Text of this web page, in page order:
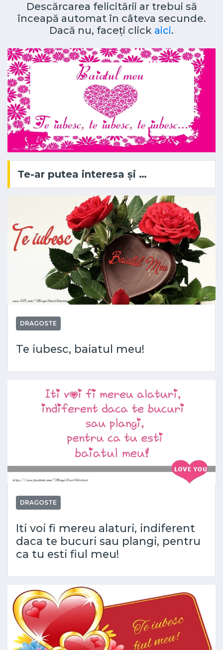
Descărcarea felicitării ar trebui să
înceapă automat în câteva secunde.
Dacă nu, faceți click aici.
Te-ar putea interesa și …
DRAGOSTE
Te iubesc, baiatul meu!
DRAGOSTE
Iti voi fi mereu alaturi, indiferent
daca te bucuri sau plangi, pentru
ca tu esti fiul meu!